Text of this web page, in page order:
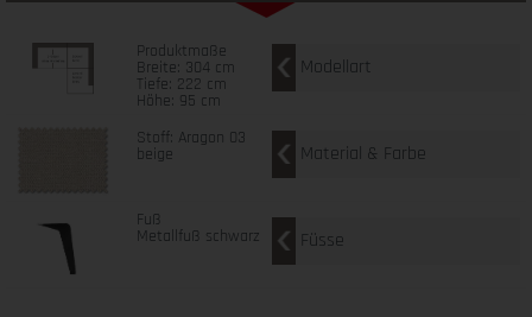
Produktmaße
Breite: 304 cm
Tiefe: 222 cm
Höhe: 95 cm
Modellart
Stoff: Aragon 03
beige Material & Farbe
Fuß
Metallfuß schwarz Füsse